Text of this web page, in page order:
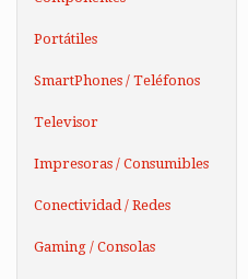
Portátiles
SmartPhones / Teléfonos
Televisor
Impresoras / Consumibles
Conectividad / Redes
Gaming / Consolas